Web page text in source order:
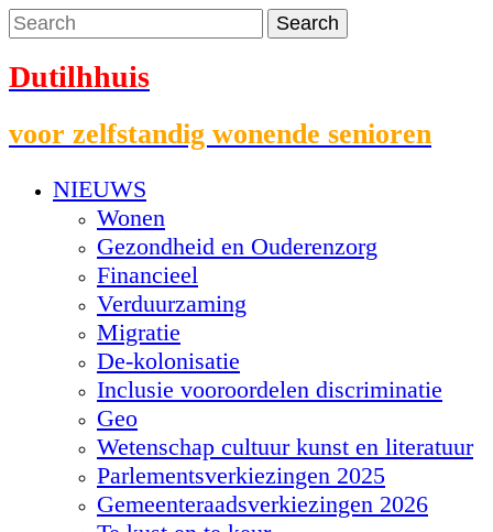
Dutilhhuis
voor zelfstandig wonende senioren
NIEUWS
Wonen
Gezondheid en Ouderenzorg
Financieel
Verduurzaming
Migratie
De-kolonisatie
Inclusie vooroordelen discriminatie
Geo
Wetenschap cultuur kunst en literatuur
Parlementsverkiezingen 2025
Gemeenteraadsverkiezingen 2026